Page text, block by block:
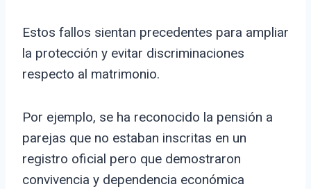
Estos fallos sientan precedentes para ampliar
la protección y evitar discriminaciones
respecto al matrimonio.
Por ejemplo, se ha reconocido la pensión a
parejas que no estaban inscritas en un
registro oficial pero que demostraron
convivencia y dependencia económica